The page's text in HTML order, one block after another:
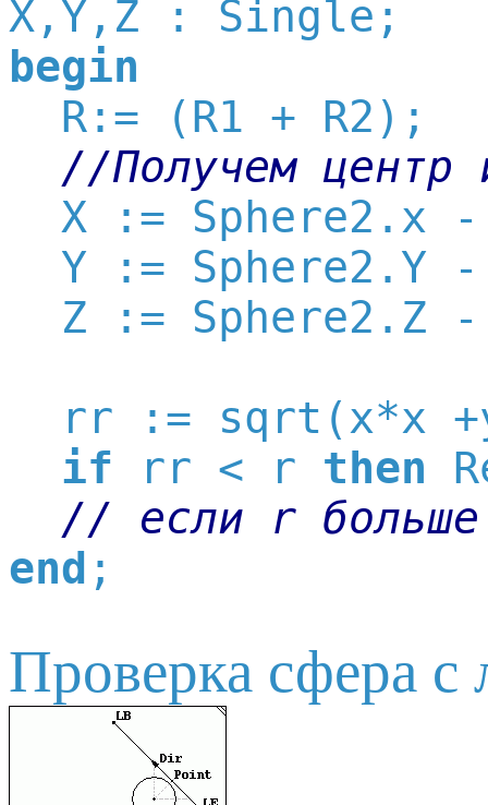
begin
R:= (R1 + R2);
//Получем центр
X := Sphere2.x
Y := Sphere2.Y
Z := Sphere2.Z
rr := sqrt(x*x
if rr < r then
// если r больше
end
Проверка сфера с